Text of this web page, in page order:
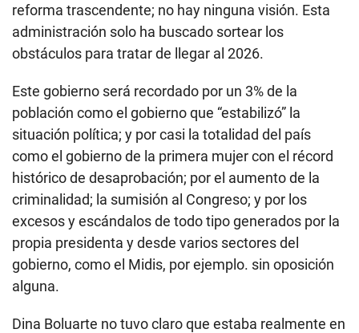
reforma trascendente; no hay ninguna visión. Esta
administración solo ha buscado sortear los
obstáculos para tratar de llegar al 2026.
Este gobierno será recordado por un 3% de la
población como el gobierno que “estabilizó” la
situación política; y por casi la totalidad del país
como el gobierno de la primera mujer con el récord
histórico de desaprobación; por el aumento de la
criminalidad; la sumisión al Congreso; y por los
excesos y escándalos de todo tipo generados por la
propia presidenta y desde varios sectores del
gobierno, como el Midis, por ejemplo. sin oposición
alguna.
Dina Boluarte no tuvo claro que estaba realmente en